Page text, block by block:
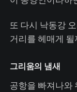
또 다시 낙동강
거리를 헤매게
그리움의 냄새
공항을 빠져나